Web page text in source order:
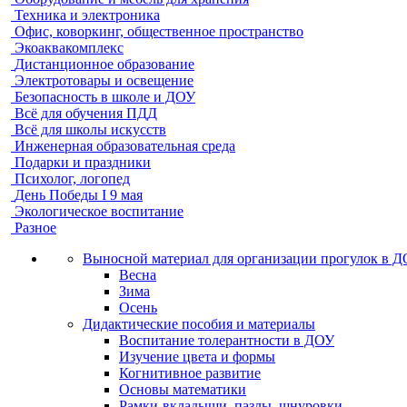
Техника и электроника
Офис, коворкинг, общественное пространство
Экоаквакомплекс
Дистанционное образование
Электротовары и освещение
Безопасность в школе и ДОУ
Всё для обучения ПДД
Всё для школы искусств
Инженерная образовательная среда
Подарки и праздники
Психолог, логопед
День Победы I 9 мая
Экологическое воспитание
Разное
Выносной материал для организации прогулок в
Весна
Зима
Осень
Дидактические пособия и материалы
Воспитание толерантности в ДОУ
Изучение цвета и формы
Когнитивное развитие
Основы математики